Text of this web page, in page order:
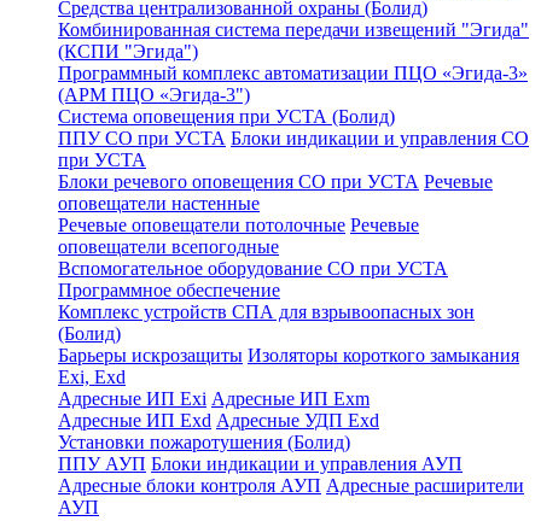
Средства централизованной охраны (Болид)
Комбинированная система передачи извещений "Эгида"
(КСПИ "Эгида")
Программный комплекс автоматизации ПЦО «Эгида-3»
(АРМ ПЦО «Эгида-3")
Система оповещения при УСТА (Болид)
ППУ СО при УСТА Блоки индикации и управления СО
при УСТА
Блоки речевого оповещения СО при УСТА Речевые
оповещатели настенные
Речевые оповещатели потолочные Речевые
оповещатели всепогодные
Вспомогательное оборудование СО при УСТА
Программное обеспечение
Комплекс устройств СПА для взрывоопасных зон
(Болид)
Барьеры искрозащиты Изоляторы короткого замыкания
Exi, Exd
Адресные ИП Exi Адресные ИП Exm
Адресные ИП Exd Адресные УДП Exd
Установки пожаротушения (Болид)
ППУ АУП Блоки индикации и управления АУП
Адресные блоки контроля АУП Адресные расширители
АУП